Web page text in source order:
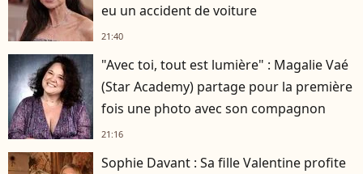
eu un accident de voiture
21:40
"Avec toi, tout est lumière" : Magalie Vaé
(Star Academy) partage pour la première
fois une photo avec son compagnon
21:16
Sophie Davant : Sa fille Valentine profite